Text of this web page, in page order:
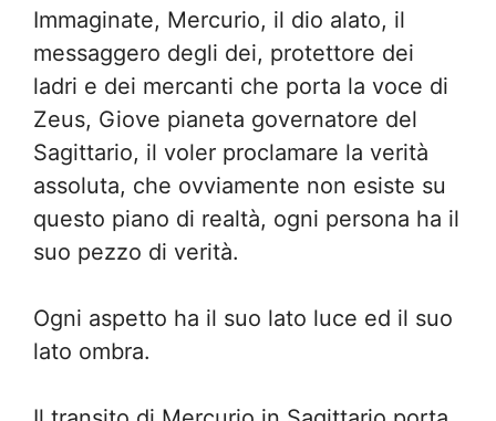
Immaginate, Mercurio, il dio alato, il
messaggero degli dei, protettore dei
ladri e dei mercanti che porta la voce di
Zeus, Giove pianeta governatore del
Sagittario, il voler proclamare la verità
assoluta, che ovviamente non esiste su
questo piano di realtà, ogni persona ha il
suo pezzo di verità.
Ogni aspetto ha il suo lato luce ed il suo
lato ombra.